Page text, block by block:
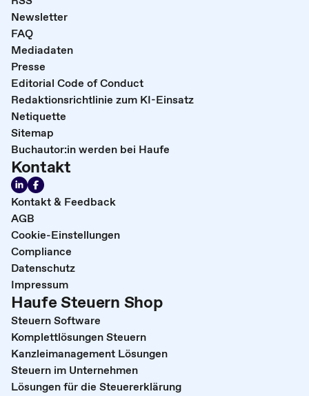
Newsletter
FAQ
Mediadaten
Presse
Editorial Code of Conduct
Redaktionsrichtlinie zum KI-Einsatz
Netiquette
Sitemap
Buchautor:in werden bei Haufe
Kontakt
Kontakt & Feedback
AGB
Cookie-Einstellungen
Compliance
Datenschutz
Impressum
Haufe Steuern Shop
Steuern Software
Komplettlösungen Steuern
Kanzleimanagement Lösungen
Steuern im Unternehmen
Lösungen für die Steuererklärung